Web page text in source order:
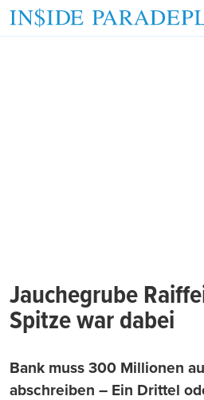
Jauchegrube
Spitze war dabei
Bank muss 300 Millionen
abschreiben – Ein Drittel